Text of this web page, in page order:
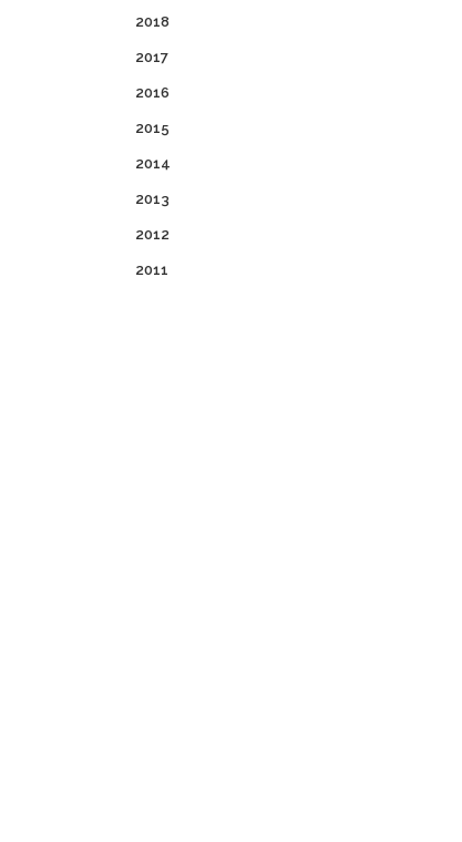
2018
2017
2016
2015
2014
2013
2012
2011